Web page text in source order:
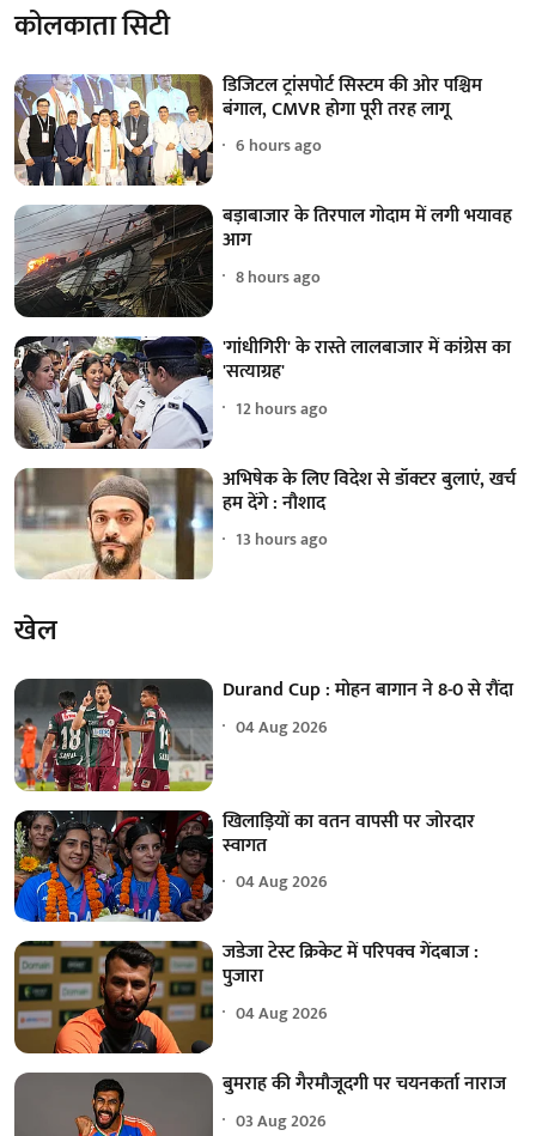
कोलकाता सिटी
डिजिटल ट्रांसपोर्ट सिस्टम की ओर पश्चिम
बंगाल, CMVR होगा पूरी तरह लागू
6 hours ago
बड़ाबाजार के तिरपाल गोदाम में लगी भयावह
आग
8 hours ago
'गांधीगिरी' के रास्ते लालबाजार में कांग्रेस का
'सत्याग्रह'
12 hours ago
अभिषेक के लिए विदेश से डॉक्टर बुलाएं, खर्च
हम देंगे : नौशाद
13 hours ago
खेल
Durand Cup : मोहन बागान ने 8-0 से रौंदा
04 Aug 2026
खिलाड़ियों का वतन वापसी पर जोरदार
स्वागत
04 Aug 2026
जडेजा टेस्ट क्रिकेट में परिपक्व गेंदबाज :
पुजारा
04 Aug 2026
बुमराह की गैरमौजूदगी पर चयनकर्ता नाराज
03 Aug 2026